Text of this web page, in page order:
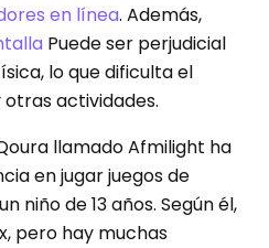
en línea. Además,
Puede ser perjudicial
lo que dificulta el
actividades.
llamado Afmilight ha
en jugar juegos de
niño de 13 años. Según él,
pero hay muchas